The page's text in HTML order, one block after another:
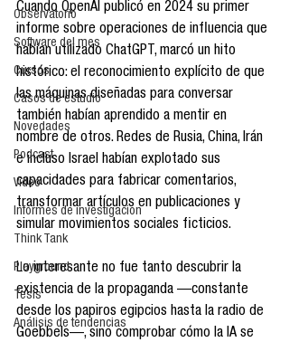
Observatorio
Software del mes
Cursos
Casos de estudio
Novedades
Podcast
Video
Informes de investigación
Think Tank
Playground
Tesis
Análisis de tendencias
Cuando OpenAI publicó en 2024 su primer
informe sobre operaciones de influencia que
habían utilizado ChatGPT, marcó un hito
histórico: el reconocimiento explícito de que
las máquinas diseñadas para conversar
también habían aprendido a mentir en
nombre de otros. Redes de Rusia, China, Irán
e incluso Israel habían explotado sus
capacidades para fabricar comentarios,
transformar artículos en publicaciones y
simular movimientos sociales ficticios.
Lo interesante no fue tanto descubrir la
existencia de la propaganda —constante
desde los papiros egipcios hasta la radio de
Goebbels—, sino comprobar cómo la IA se